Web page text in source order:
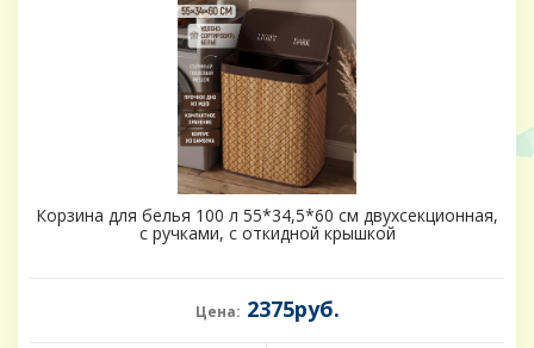
Корзина для белья 100 л 55*34,5*60 см двухсекционная,
с ручками, с откидной крышкой
Цена: 2375руб.